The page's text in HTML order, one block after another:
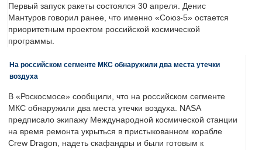
Первый запуск ракеты состоялся 30 апреля. Денис
Мантуров говорил ранее, что именно «Союз-5» остается
приоритетным проектом российской космической
программы.
На российском сегменте МКС обнаружили два места утечки
воздуха
В «Роскосмосе» сообщили, что на российском сегменте
МКС обнаружили два места утечки воздуха. NASA
предписало экипажу Международной космической станции
на время ремонта укрыться в пристыкованном корабле
Crew Dragon, надеть скафандры и были готовым к